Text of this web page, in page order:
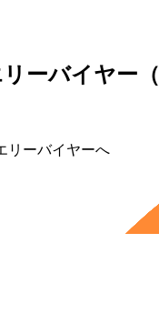
リーバイヤー
リーバイヤーへ